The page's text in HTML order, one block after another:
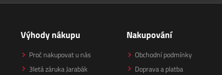
Výhody nákupu
Proč nakupovat u nás
3letá záruka Jarabák
Nakupování
Obchodní podmínky
Doprava a platba